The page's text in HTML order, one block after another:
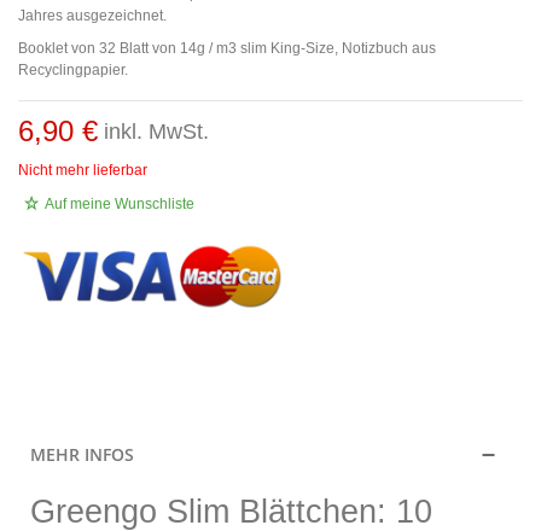
Jahres ausgezeichnet.
Booklet von 32 Blatt von 14g / m3 slim King-Size, Notizbuch aus
Recyclingpapier.
6,90 € inkl. MwSt.
Nicht mehr lieferbar
Auf meine Wunschliste
MEHR INFOS
Greengo Slim Blättchen: 10